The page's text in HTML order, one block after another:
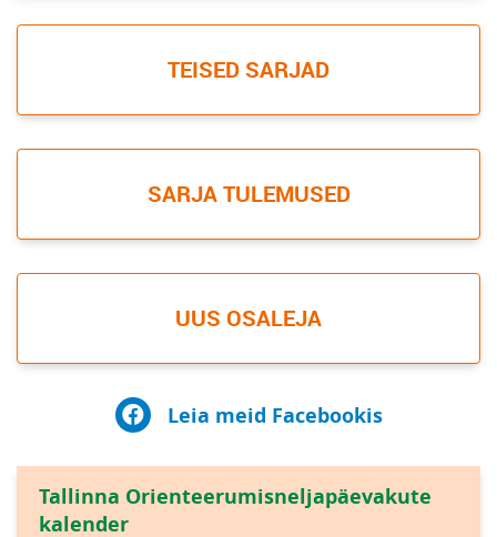
TEISED SARJAD
SARJA TULEMUSED
UUS OSALEJA
Leia meid Facebookis
Tallinna Orienteerumisneljapäevakute
kalender